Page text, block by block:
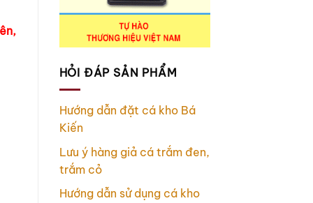
HỎI ĐÁP SẢN PHẨM
Hướng dẫn đặt cá kho Bá
Kiến
Lưu ý hàng giả cá trắm đen,
trắm cỏ
Hướng dẫn sử dụng cá kho